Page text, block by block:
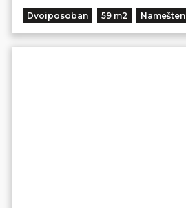
Dvoiposoban 59 m2 Namešten